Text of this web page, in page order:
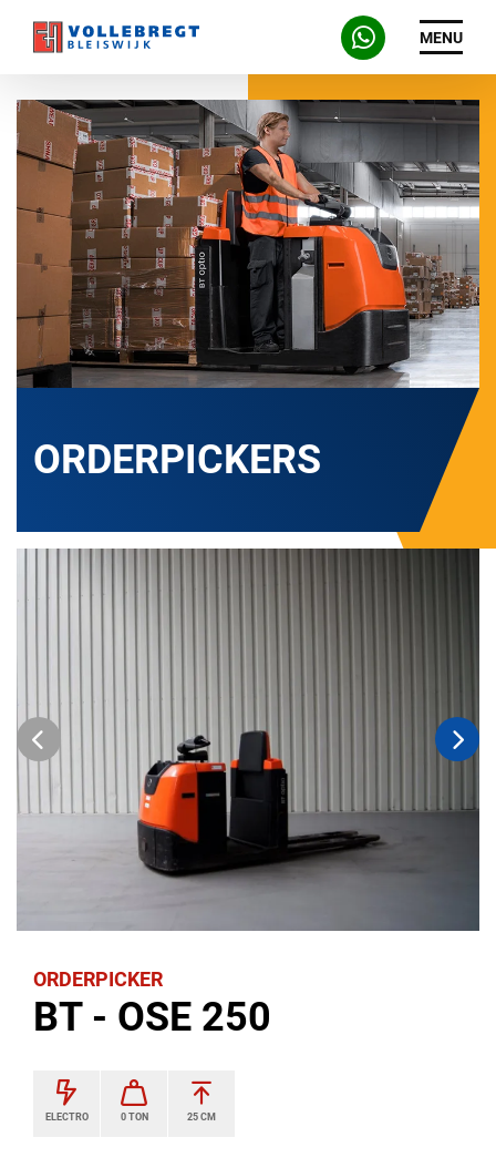
MENU
ORDERPICKERS
ORDERPICKER
BT - OSE 250
ELECTRO 0 TON 25 CM